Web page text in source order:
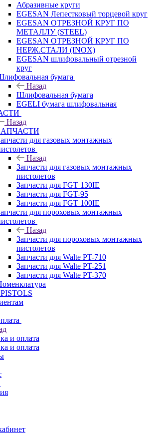
Абразивные круги
EGESAN Лепестковый торцевой круг
EGESAN ОТРЕЗНОЙ КРУГ ПО
МЕТАЛЛУ (STEEL)
EGESAN ОТРЕЗНОЙ КРУГ ПО
НЕРЖ.СТАЛИ (INOX)
EGESAN шлифовальный отрезной
круг
бумага
Назад
Шлифовальная бумага
EGELI бумага шлифовальная
Назад
для газовых монтажных
Назад
Запчасти для газовых монтажных
пистолетов
Запчасти для FGT 130IE
Запчасти для FGT-95
Запчасти для FGT 100IE
для пороховых монтажных
Назад
Запчасти для пороховых монтажных
пистолетов
Запчасти для Walte PT-710
Запчасти для Walte PT-251
Запчасти для Walte PT-370
и оплата
и оплата